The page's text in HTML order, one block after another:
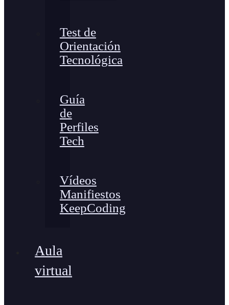
Test de
Orientación
Tecnológica
Guía
de
Perfiles
Tech
Vídeos
Manifiestos
KeepCoding
Aula
virtual